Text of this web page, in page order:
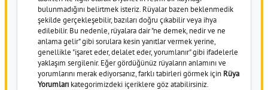
bulunmadığını belirtmek isteriz. Rüyalar bazen beklenmedik
şekilde gerçekleşebilir, bazıları doğru çıkabilir veya ihya
edilebilir. Bu nedenle, rüyalara dair "ne demek, nedir ve ne
anlama gelir" gibi sorulara kesin yanıtlar vermek yerine,
genellikle "işaret eder, delalet eder, yorumlanır" gibi ifadelerle
yaklaşım sergilenir. Eğer gördüğünüz rüyaların anlamını ve
yorumlarını merak ediyorsanız, farklı tabirleri görmek için Rüya
Yorumları kategorimizdeki içeriklere göz atabilirsiniz.